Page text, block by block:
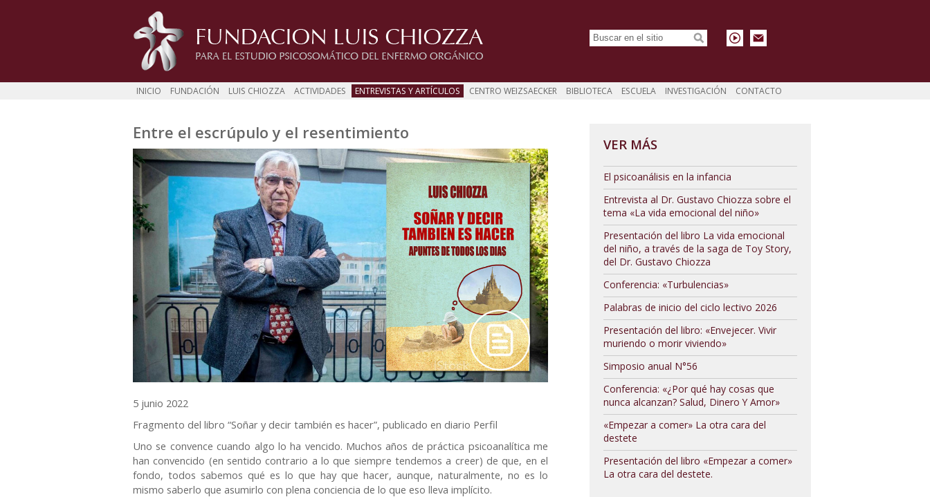
INICIO FUNDACIÓN LUIS CHIOZZA ACTIVIDADES ENTREVISTAS Y ARTÍCULOS CENTRO WEIZSAECKER BIBLIOTECA ESCUELA INVESTIGACIÓN CONTACTO
Entre el escrúpulo y el resentimiento
5 junio 2022
Fragmento del libro “Soñar y decir también es hacer”, publicado en diario Perfil
Uno se convence cuando algo lo ha vencido. Muchos años de práctica psicoanalítica me
han convencido (en sentido contrario a lo que siempre tendemos a creer) de que, en el
fondo, todos sabemos qué es lo que hay que hacer, aunque, naturalmente, no es lo
mismo saberlo que asumirlo con plena conciencia de lo que eso lleva implícito.
VER MÁS
El psicoanálisis en la infancia
Entrevista al Dr. Gustavo Chiozza sobre el
tema «La vida emocional del niño»
Presentación del libro La vida emocional
del niño, a través de la saga de Toy Story,
del Dr. Gustavo Chiozza
Conferencia: «Turbulencias»
Palabras de inicio del ciclo lectivo 2026
Presentación del libro: «Envejecer. Vivir
muriendo o morir viviendo»
Simposio anual N°56
Conferencia: «¿Por qué hay cosas que
nunca alcanzan? Salud, Dinero Y Amor»
«Empezar a comer» La otra cara del
destete
Presentación del libro «Empezar a comer»
La otra cara del destete.